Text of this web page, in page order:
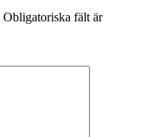
Obligatoriska fält är